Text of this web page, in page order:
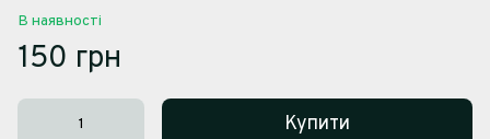
В наявності
150 грн
Купити